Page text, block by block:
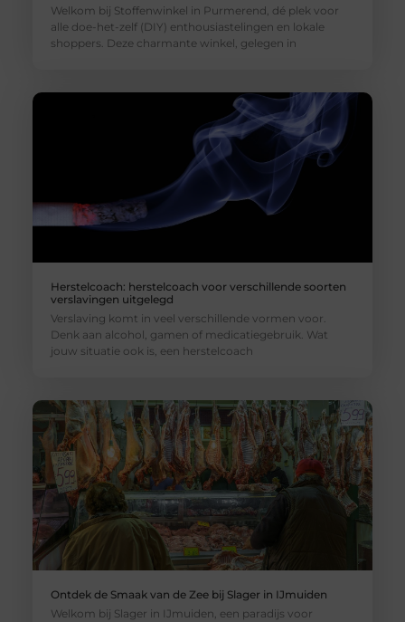
Welkom bij Stoffenwinkel in Purmerend, dé plek voor
alle doe-het-zelf (DIY) enthousiastelingen en lokale
shoppers. Deze charmante winkel, gelegen in
Herstelcoach: herstelcoach voor verschillende soorten
verslavingen uitgelegd
Verslaving komt in veel verschillende vormen voor.
Denk aan alcohol, gamen of medicatiegebruik. Wat
jouw situatie ook is, een herstelcoach
Ontdek de Smaak van de Zee bij Slager in IJmuiden
Welkom bij Slager in IJmuiden, een paradijs voor